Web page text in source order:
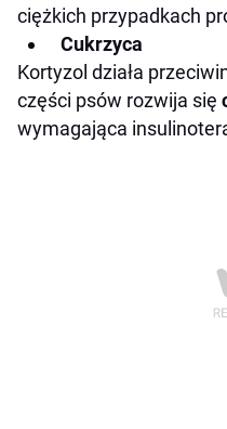
ciężkich przypadkach
Cukrzyca
Kortyzol działa
części psów rozwija się
wymagająca